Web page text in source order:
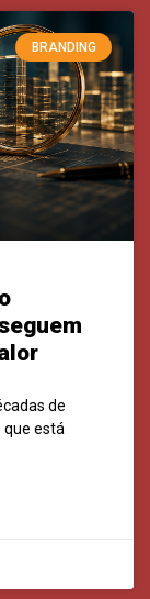
BRANDING
de
que está